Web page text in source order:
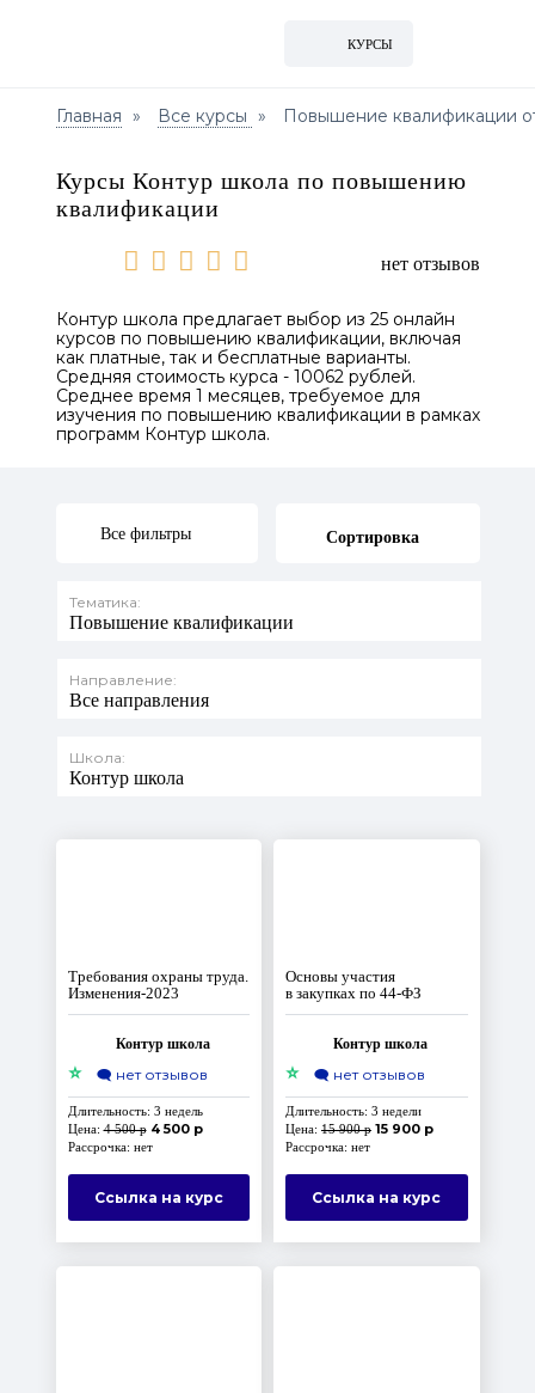
КУРСЫ
Главная Все курсы Повышение квалификации
Курсы Контур школа по повышению
квалификации
нет отзывов
Контур школа предлагает выбор из 25 онлайн
курсов по повышению квалификации, включая
как платные, так и бесплатные варианты.
Средняя стоимость курса - 10062 рублей.
Среднее время 1 месяцев, требуемое для
изучения по повышению квалификации в рамках
программ Контур школа.
Все фильтры Сортировка
Тематика:
Повышение квалификации
Направление:
Все направления
Школа:
Контур школа
Требования охраны труда.
Изменения‑2023
Контур школа
⭐ 🗨️ нет отзывов
Длительность: 3 недель
Цена:4 500 р 4 500 р
Рассрочка: нет
Ссылка на курс
Основы участия
в закупках по 44‑ФЗ
Контур школа
⭐ 🗨️ нет отзывов
Длительность: 3 недели
Цена: 15 900 р 15 900 р
Рассрочка: нет
Ссылка на курс